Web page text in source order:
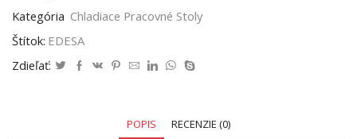
Kategória Chladiace Pracovné Stoly
Štítok: EDESA
Zdieľať:
POPIS RECENZIE (0)